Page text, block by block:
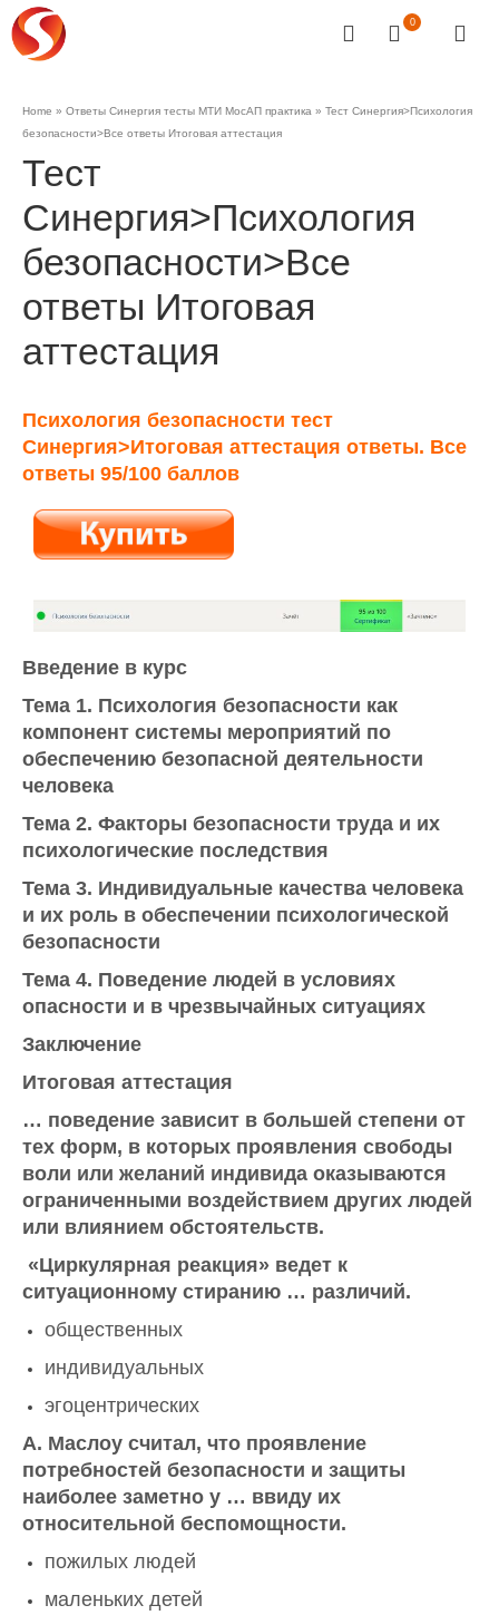
0
Home » Ответы Синергия тесты МТИ МосАП практика » Тест Синергия>Психология
безопасности>Все ответы Итоговая аттестация
Тест
Синергия>Психология
безопасности>Все
ответы Итоговая
аттестация
Психология безопасности тест
Синергия>Итоговая аттестация ответы. Все
ответы 95/100 баллов
Введение в курс
Тема 1. Психология безопасности как
компонент системы мероприятий по
обеспечению безопасной деятельности
человека
Тема 2. Факторы безопасности труда и их
психологические последствия
Тема 3. Индивидуальные качества человека
и их роль в обеспечении психологической
безопасности
Тема 4. Поведение людей в условиях
опасности и в чрезвычайных ситуациях
Заключение
Итоговая аттестация
… поведение зависит в большей степени от
тех форм, в которых проявления свободы
воли или желаний индивида оказываются
ограниченными воздействием других людей
или влиянием обстоятельств.
«Циркулярная реакция» ведет к
ситуационному стиранию … различий.
общественных
индивидуальных
эгоцентрических
А. Маслоу считал, что проявление
потребностей безопасности и защиты
наиболее заметно у … ввиду их
относительной беспомощности.
пожилых людей
маленьких детей